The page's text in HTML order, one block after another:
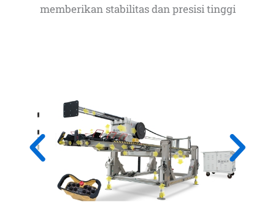
memberikan stabilitas dan presisi tinggi